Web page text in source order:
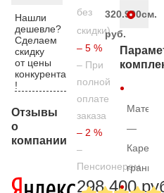
Нашли
дешевле?
Сделаем
скидку
от цены
конкурента
!
Отзывы
о
компании
без
скидки)
– 5 %
– При
полной
оплате
заказа
– 2 %
–
Пенсионерам
298.400
320.900
руб.
см.
—
гранит